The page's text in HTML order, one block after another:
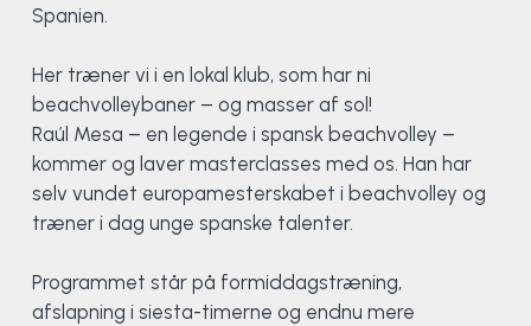
Spanien.
Her træner vi i en lokal klub, som har ni
beachvolleybaner – og masser af sol!
Raúl Mesa – en legende i spansk beachvolley –
kommer og laver masterclasses med os. Han har
selv vundet europamesterskabet i beachvolley og
træner i dag unge spanske talenter.
Programmet står på formiddagstræning,
afslapning i siesta-timerne og endnu mere